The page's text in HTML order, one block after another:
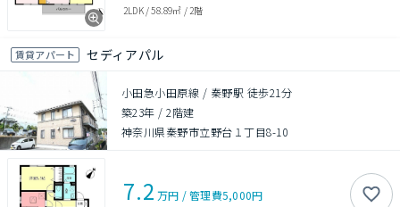
2LDK/58.89㎡ / 2階
賃貸アパート セディアパル
小田急小田原線 / 秦野駅 徒歩21分
築23年 /2階建
神奈川県秦野市立野台１丁目8-10
7.2 万円 /管理費5,000円